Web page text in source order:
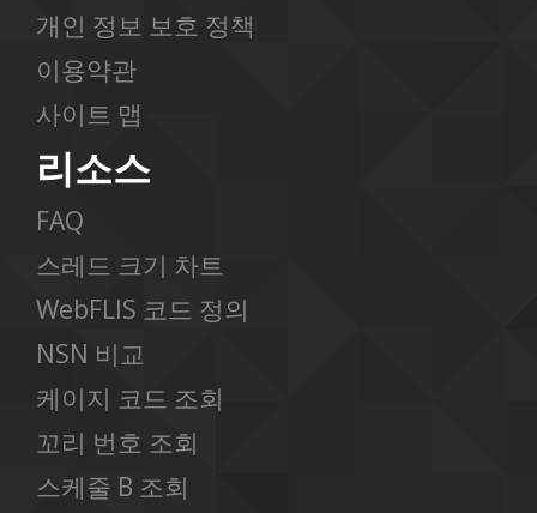
개인 정보 보호 정책
이용약관
사이트 맵
리소스
FAQ
스레드 크기 차트
WebFLIS 코드 정의
NSN 비교
케이지 코드 조회
꼬리 번호 조회
스케줄 B 조회